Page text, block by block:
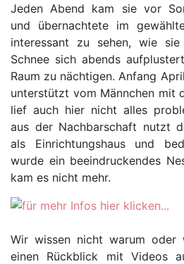
Jeden Abend kam sie vor
und übernachtete im
interessant zu sehen, wie
Schnee sich abends
Raum zu nächtigen. Anfang
unterstützt vom Männchen mit
lief auch hier nicht alles
aus der Nachbarschaft nutzt
als Einrichtungshaus und
wurde ein beeindruckendes
kam es nicht mehr.
Wir wissen nicht warum oder
einen Rückblick mit Videos